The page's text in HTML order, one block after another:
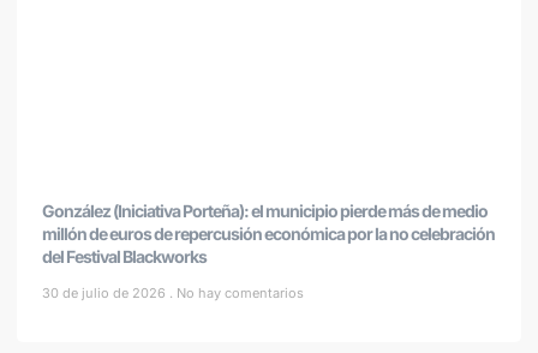
González (Iniciativa Porteña): el municipio pierde más de medio
millón de euros de repercusión económica por la no celebración
del Festival Blackworks
30 de julio de 2026 No hay comentarios